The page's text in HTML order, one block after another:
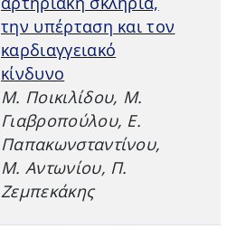
την υπέρταση και τον
καρδιαγγειακό
κίνδυνο
Μ. Ποικιλίδου, Μ.
Γιαβροπούλου, Ε.
Παπακωνσταντίνου,
Μ. Αντωνίου, Π.
Ζεμπεκάκης